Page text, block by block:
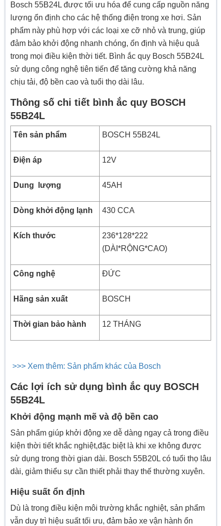
Bosch 55B24L được tối ưu hóa để cung cấp nguồn năng
lượng ổn định cho các hệ thống điện trong xe hơi. Sản
phẩm này phù hợp với các loại xe cỡ nhỏ và trung, giúp
đảm bảo khởi động nhanh chóng, ổn định và hiệu quả
trong mọi điều kiện thời tiết. Bình ắc quy Bosch 55B24L
sử dụng công nghệ tiên tiến để tăng cường khả năng
chịu tải, độ bền cao và tuổi thọ dài lâu.
Thông số chi tiết bình ắc quy BOSCH
55B24L
Tên sản phẩm BOSCH 55B24L
Điện áp 12V
Dung lượng 45AH
Dòng khởi động lạnh 430 CCA
Kích thước
236*128*222
(DÀI*RỘNG*CAO)
Công nghệ ĐỨC
Hãng sản xuất BOSCH
Thời gian bảo hành 12 THÁNG
>>> Xem thêm: Sản phẩm khác của Bosch
Các lợi ích sử dụng bình ắc quy BOSCH
55B24L
Khởi động mạnh mẽ và độ bền cao
Sản phẩm giúp khởi động xe dễ dàng ngay cả trong điều
kiện thời tiết khắc nghiệt,đặc biệt là khi xe không được
sử dụng trong thời gian dài. Bosch 55B20L có tuổi thọ lâu
dài, giảm thiểu sự cần thiết phải thay thế thường xuyên.
Hiệu suất ổn định
Dù là trong điều kiện môi trường khắc nghiệt, sản phẩm
vẫn duy trì hiệu suất tối ưu, đảm bảo xe vận hành ổn